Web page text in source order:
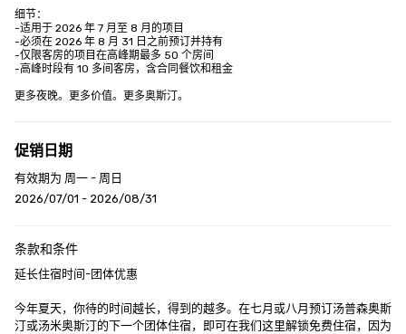
细节：
-适用于 2026 年 7 月至 8 月的项目
-必须在 2026 年 8 月 31 日之前预订并持有
-仅限客房的项目在高峰期最多 50 个房间
-高峰时段有 10 多间客房，含合同餐饮和租金
更多夜晚。更多价值。更多奥斯汀。
促销日期
有效期为 周一 - 周日
2026/07/01 - 2026/08/31
条款和条件
延长住宿时间-团体优惠
今年夏天，你待的时间越长，得到的越多。在七月或八月预订汤普森奥斯
汀或汤米奥斯汀的下一个团体住宿，即可在我们这里解锁免费住宿，因为